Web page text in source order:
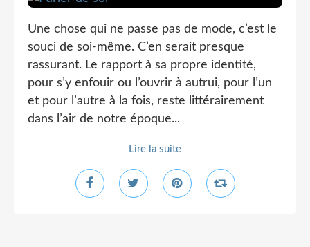
Une chose qui ne passe pas de mode, c’est le
souci de soi-même. C’en serait presque
rassurant. Le rapport à sa propre identité,
pour s’y enfouir ou l’ouvrir à autrui, pour l’un
et pour l’autre à la fois, reste littérairement
dans l’air de notre époque...
Lire la suite